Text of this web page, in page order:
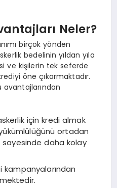
Neler?
birçok yönden
bedelinin yıldan yıla
ve kişilerin tek seferde
öne çıkarmaktadır.
avantajlarından
için kredi almak
ortadan
sayesinde daha kolay
kampanyalarından